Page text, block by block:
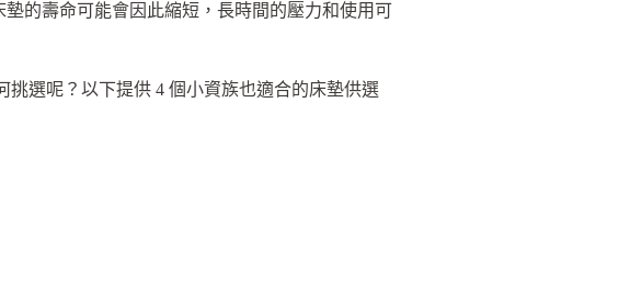
的壽命可能會因此縮短，長時間的壓力和使用可
選呢？以下提供 4 個小資族也適合的床墊供選